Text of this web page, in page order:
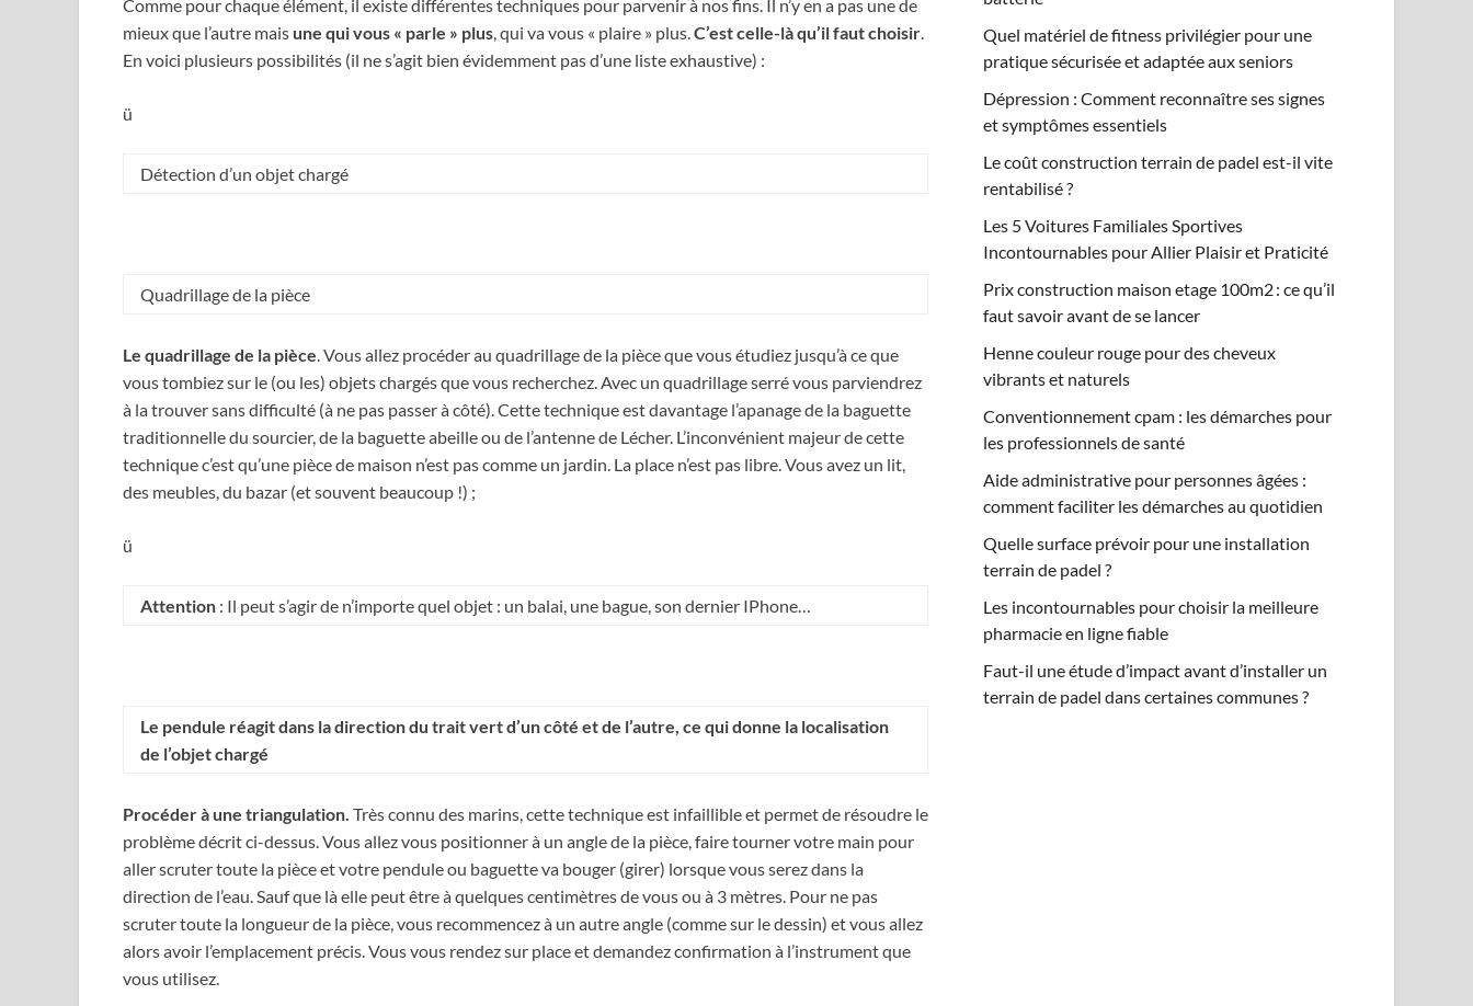
Comme pour chaque élément, il existe différentes techniques pour parvenir à nos fins. Il n’y en a pas une de
mieux que l’autre mais une qui vous « parle » plus, qui va vous « plaire » plus.C’est celle-là qu’il faut choisir.
En voici plusieurs possibilités (il ne s’agit bien évidemment pas d’une liste exhaustive) :
ü
Détection d’un objet chargé
Quadrillage de la pièce
Le quadrillage de la pièce. Vous allez procéder au quadrillage de la pièce que vous étudiez jusqu’à ce que
vous tombiez sur le (ou les) objets chargés que vous recherchez. Avec un quadrillage serré vous parviendrez
à la trouver sans difficulté (à ne pas passer à côté). Cette technique est davantage l’apanage de la baguette
traditionnelle du sourcier, de la baguette abeille ou de l’antenne de Lécher. L’inconvénient majeur de cette
technique c’est qu’une pièce de maison n’est pas comme un jardin. La place n’est pas libre. Vous avez un lit,
des meubles, du bazar (et souvent beaucoup !) ;
ü
Attention : Il peut s’agir de n’importe quel objet : un balai, une bague, son dernier IPhone…
Le pendule réagit dans la direction du trait vert d’un côté et de l’autre, ce qui donne la localisation
de l’objet chargé
Procéder à une triangulation. Très connu des marins, cette technique est infaillible et permet de résoudre le
problème décrit ci-dessus. Vous allez vous positionner à un angle de la pièce, faire tourner votre main pour
aller scruter toute la pièce et votre pendule ou baguette va bouger (girer) lorsque vous serez dans la
direction de l’eau. Sauf que là elle peut être à quelques centimètres de vous ou à 3 mètres. Pour ne pas
scruter toute la longueur de la pièce, vous recommencez à un autre angle (comme sur le dessin) et vous allez
alors avoir l’emplacement précis. Vous vous rendez sur place et demandez confirmation à l’instrument que
vous utilisez.
Quel matériel de fitness privilégier pour une
pratique sécurisée et adaptée aux seniors
Dépression : Comment reconnaître ses signes
et symptômes essentiels
Le coût construction terrain de padel est-il vite
rentabilisé ?
Les 5 Voitures Familiales Sportives
Incontournables pour Allier Plaisir et Praticité
Prix construction maison etage 100m2 : ce qu’il
faut savoir avant de se lancer
Henne couleur rouge pour des cheveux
vibrants et naturels
Conventionnement cpam : les démarches pour
les professionnels de santé
Aide administrative pour personnes âgées :
comment faciliter les démarches au quotidien
Quelle surface prévoir pour une installation
terrain de padel ?
Les incontournables pour choisir la meilleure
pharmacie en ligne fiable
Faut-il une étude d’impact avant d’installer un
terrain de padel dans certaines communes ?